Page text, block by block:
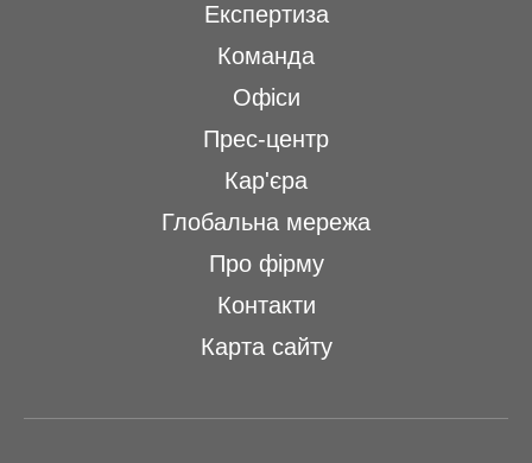
Експертиза
Команда
Офіси
Прес-центр
Кар'єра
Глобальна мережа
Про фірму
Контакти
Карта сайту